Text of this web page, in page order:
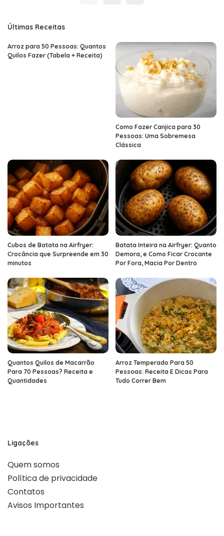
Últimas Receitas
Arroz para 50 Pessoas: Quantos
Quilos Fazer (Tabela + Receita)
Como Fazer Canjica para 30
Pessoas: Uma Sobremesa
Clássica
Cubos de Batata na Airfryer:
Crocância que Surpreende em 30
minutos
Batata Inteira na Airfryer: Quanto
Demora, e Como Ficar Crocante
Por Fora, Macia Por Dentro
Quantos Quilos de Macarrão
Para 70 Pessoas? Receita e
Quantidades
Arroz Temperado Para 50
Pessoas: Receita E Dicas Para
Tudo Correr Bem
Ligações
Quem somos
Política de privacidade
Contatos
Avisos Importantes